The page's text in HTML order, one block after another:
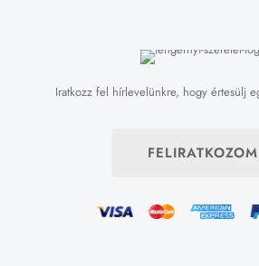
Iratkozz fel hírlevelünkre, hogy értesülj
FELIRATKOZOM